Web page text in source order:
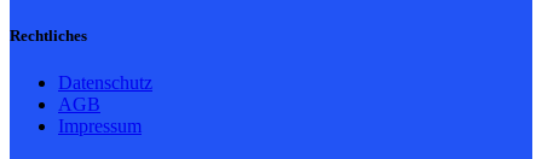
Rechtliches
Datenschutz
AGB
Impressum